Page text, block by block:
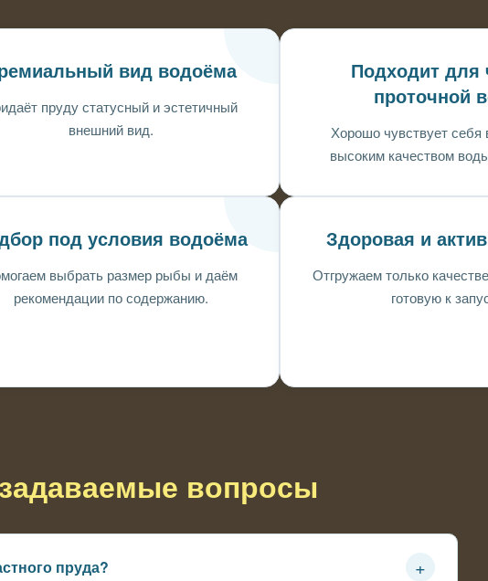
вид водоёма
пруду статусный и эстетичный
внешний вид.
Подходит для
проточной
Хорошо чувствует себя
высоким качеством
под условия водоёма
выбрать размер рыбы и даём
рекомендации по содержанию.
Здоровая и
Отгружаем только
готовую к
вопросы
пруда? +